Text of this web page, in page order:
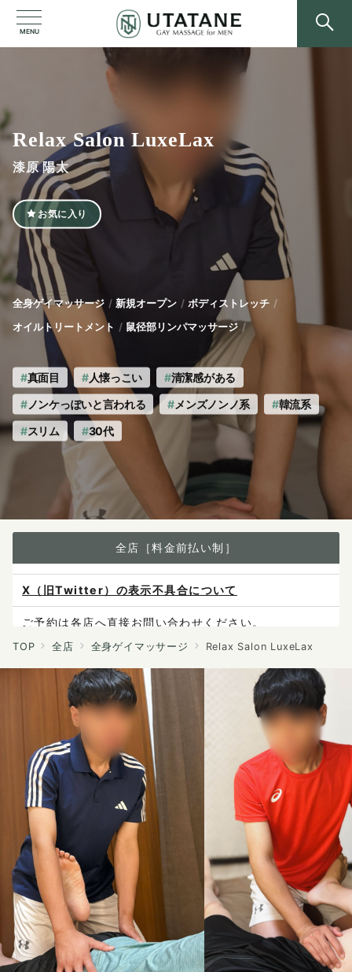
MENU
Relax Salon LuxeLax
漆原 陽太
お気に入り
全身ゲイマッサージ 新規オープン
ボディストレッチ
オイルトリートメント
鼠径部リンパマッサージ
真面目 人懐っこい
清潔感がある
ノンケっぽいと言われる
メンズノンノ系
韓流系
スリム
30代
全店［料金前払い制］
料金は当日施術前にお支払いください。
感染症防止対策について
料金改定のお知らせ
TOP 全店 全身ゲイマッサージ Relax Salon LuxeLax